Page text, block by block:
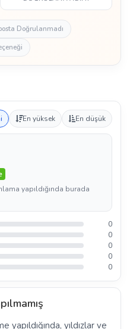
Doğrulanmadı
En yüksek En düşük
yapıldığında burada
0
0
0
0
0
yıldızlar ve